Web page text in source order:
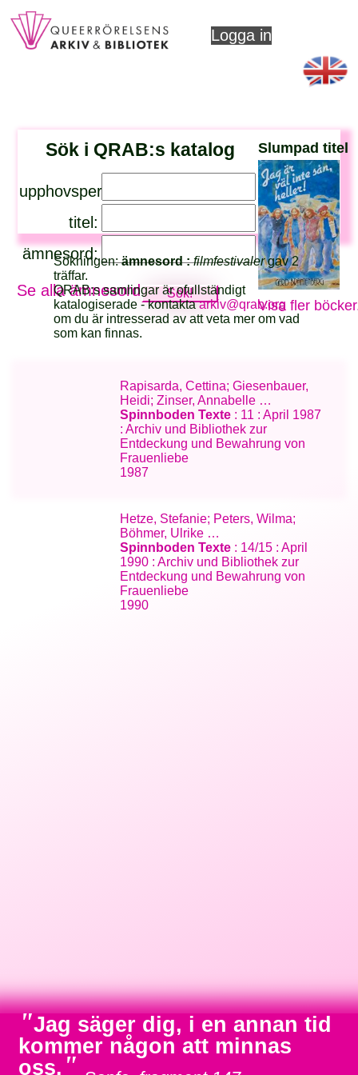
Logga in
Sök i QRAB:s katalog
upphovsperson:
titel:
ämnesord:
Se alla ämnesord
Slumpad titel
Visa fler
Sökningen:ämnesord :filmfestivalergav 2
träffar.
QRAB:s samlingar är ofullständigt
katalogiserade - kontaktaarkiv@qrab.org
om du är intresserad av att veta mer om vad
som kan finnas.
Rapisarda, Cettina; Giesenbauer,
Heidi; Zinser, Annabelle …
Spinnboden Texte : 11 : April 1987
: Archiv und Bibliothek zur
Entdeckung und Bewahrung von
Frauenliebe
1987
Hetze, Stefanie; Peters, Wilma;
Böhmer, Ulrike …
Spinnboden Texte : 14/15 : April
1990 : Archiv und Bibliothek zur
Entdeckung und Bewahrung von
Frauenliebe
1990
"Jag säger dig, i en annan tid
kommer någon att minnas
oss. "